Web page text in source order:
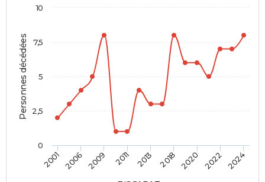
Personnes décédées
2001 2006 2009 2011 2013 2018 2020 2022 2024
0
10
2,5
5
7,5